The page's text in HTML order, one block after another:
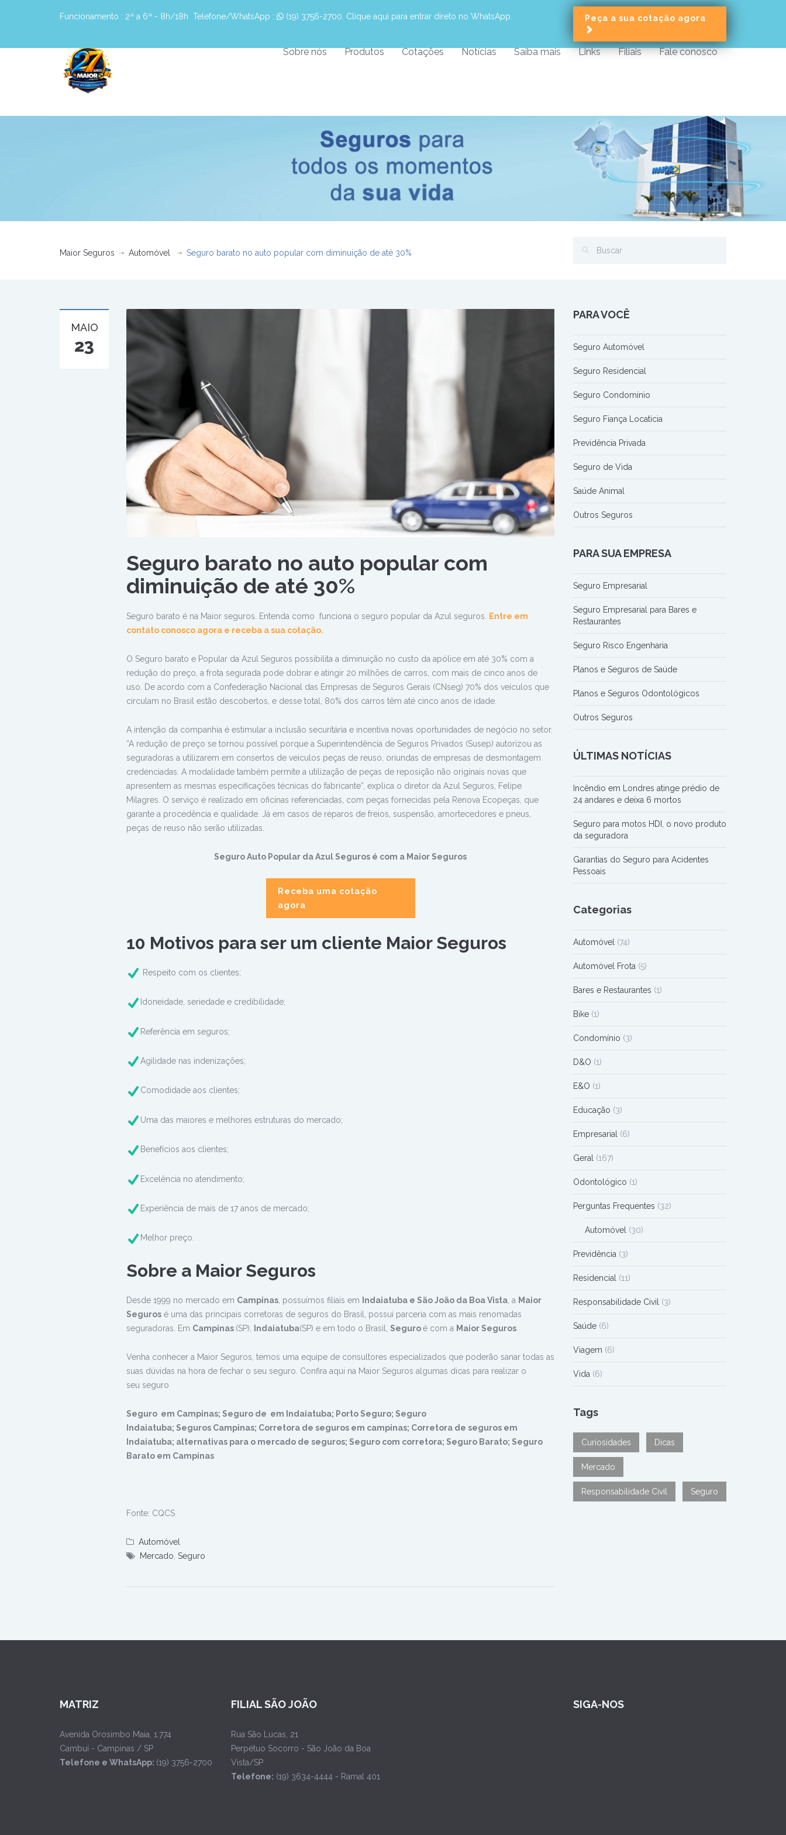
Peça a sua cotação agora
Funcionamento : 2ª a 6ª - 8h/18h Telefone/WhatsApp : (19) 3756-2700. Clique aqui para entrar direto no WhatsApp.
Sobre nós Produtos Cotações Notícias Saiba mais Links Filiais Fale conosco
Maior Seguros Automóvel Seguro barato no auto popular com diminuição de até 30%
MAIO
23
Seguro barato no auto popular com
diminuição de até 30%
Seguro barato é na Maior seguros. Entenda como funciona o seguro popular da Azul seguros.
Entre em
contato conosco agora e receba a sua cotação.
O Seguro barato e Popular da Azul Seguros possibilita a diminuição no custo da apólice em até 30% com a
redução do preço, a frota segurada pode dobrar e atingir 20 milhões de carros, com mais de cinco anos de
uso. De acordo com a Confederação Nacional das Empresas de Seguros Gerais (CNseg) 70% dos veículos que
circulam no Brasil estão descobertos, e desse total, 80% dos carros têm até cinco anos de idade.
A intenção da companhia é estimular a inclusão securitária e incentiva novas oportunidades de negócio no setor.
“A redução de preço se tornou possível porque a Superintendência de Seguros Privados (Susep) autorizou as
seguradoras a utilizarem em consertos de veículos peças de reuso, oriundas de empresas de desmontagem
credenciadas. A modalidade também permite a utilização de peças de reposição não originais novas que
apresentem as mesmas especificações técnicas do fabricante”, explica o diretor da Azul Seguros, Felipe
Milagres. O serviço é realizado em oficinas referenciadas, com peças fornecidas pela Renova Ecopeças, que
garante a procedência e qualidade. Já em casos de reparos de freios, suspensão, amortecedores e pneus,
peças de reuso não serão utilizadas.
Seguro Auto Popular da Azul Seguros é com a Maior Seguros
Receba uma cotação
agora
10 Motivos para ser um cliente Maior Seguros
Respeito com os clientes;
Idoneidade, seriedade e credibilidade;
Referência em seguros;
Agilidade nas indenizações;
Comodidade aos clientes;
Uma das maiores e melhores estruturas do mercado;
Benefícios aos clientes;
Excelência no atendimento;
Experiência de mais de 17 anos de mercado;
Melhor preço.
Sobre a Maior Seguros
Desde 1999 no mercado em Campinas , possuímos filiais em Indaiatuba e São João da Boa Vista , a Maior
Seguros é uma das principais corretoras de seguros do Brasil, possui parceria com as mais renomadas
seguradoras. Em Campinas (SP), Indaiatuba(SP) e em todo o Brasil, Seguroé com a Maior Seguros
Venha conhecer a Maior Seguros, temos uma equipe de consultores especializados que poderão sanar todas as
suas dúvidas na hora de fechar o seu seguro. Confira aqui na Maior Seguros algumas dicas para realizar o
seu seguro
Seguro em Campinas; Seguro de em Indaiatuba; Porto Seguro; Seguro
Indaiatuba; Seguros Campinas; Corretora de seguros em campinas; Corretora de seguros em
Indaiatuba; alternativas para o mercado de seguros; Seguro com corretora; Seguro Barato; Seguro
Barato em Campinas
Fonte: CQCS
Automóvel
Mercado Seguro
PARA VOCÊ
Seguro Automóvel
Seguro Residencial
Seguro Condomínio
Seguro Fiança Locatícia
Previdência Privada
Seguro de Vida
Saúde Animal
Outros Seguros
PARA SUA EMPRESA
Seguro Empresarial
Seguro Empresarial para Bares e
Restaurantes
Seguro Risco Engenharia
Planos e Seguros de Saúde
Planos e Seguros Odontológicos
Outros Seguros
ÚLTIMAS NOTÍCIAS
Incêndio em Londres atinge prédio de
24 andares e deixa 6 mortos
Seguro para motos HDI, o novo produto
da seguradora
Garantias do Seguro para Acidentes
Pessoais
Categorias
Automóvel (74)
Automóvel Frota (5)
Bares e Restaurantes (1)
Bike(1)
Condomínio (3)
D&O (1)
E&O (1)
Educação (3)
Empresarial (6)
Geral (167)
Odontológico (1)
Perguntas Frequentes (32)
Automóvel (30)
Previdência (3)
Residencial (11)
Responsabilidade Civil (3)
Saúde(6)
Viagem (6)
Vida (6)
Tags
Curiosidades Dicas
Mercado
Responsabilidade Civil Seguro
MATRIZ
Avenida Orosimbo Maia, 1.774
Cambuí - Campinas / SP
Telefone e WhatsApp: (19) 3756-2700
FILIAL SÃO JOÃO
Rua São Lucas, 21
Perpétuo Socorro - São João da Boa
Vista/SP
Telefone: (19) 3634-4444 - Ramal 401
SIGA-NOS